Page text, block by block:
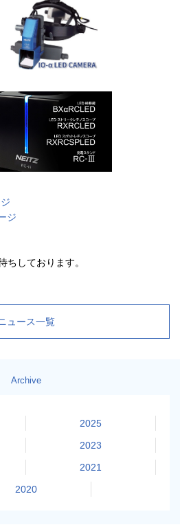
ジ
ちしております。
ュース一覧
Archive
2025
2023
2021
2020